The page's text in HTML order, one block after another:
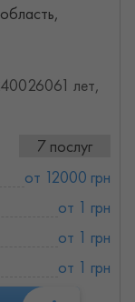
лет,
7 послуг
от 12000 грн
от 1 грн
от 1 грн
от 1 грн